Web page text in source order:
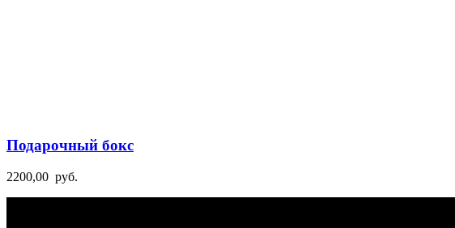
Подарочный бокс
2200,00 руб.